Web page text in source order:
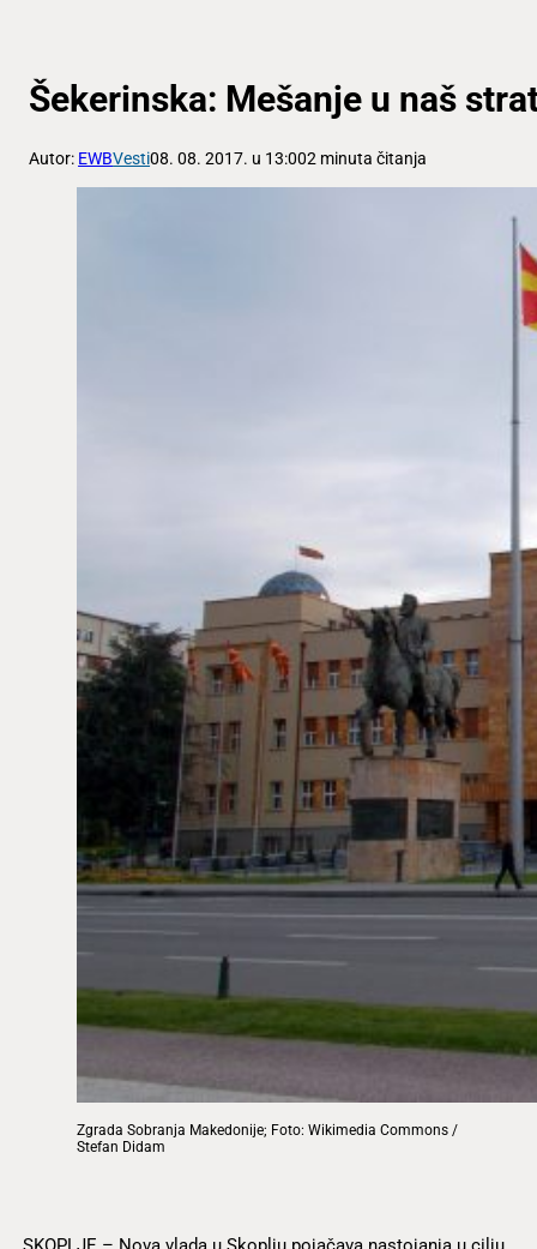
Šekerinska: Mešanje u naš
Autor: EWBVesti08. 08. 2017. u 13:002 minuta čitanja
Zgrada Sobranja Makedonije; Foto: Wikimedia Commons /
Stefan Didam